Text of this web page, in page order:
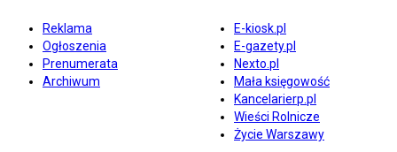
Reklama
Ogłoszenia
Prenumerata
Archiwum
E-kiosk.pl
E-gazety.pl
Nexto.pl
Mała księgowość
Kancelarierp.pl
Wieści Rolnicze
Życie Warszawy